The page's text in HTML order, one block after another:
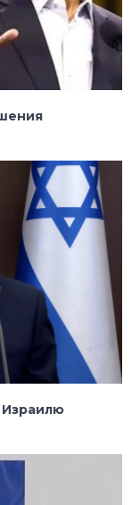
Израилю